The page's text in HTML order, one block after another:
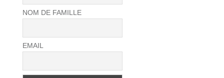
NOM DE FAMILLE
EMAIL